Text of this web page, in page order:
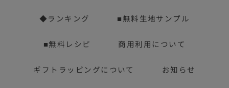
◆ランキング ■無料生地サンプル
■無料レシピ 商用利用について
ギフトラッピングについて お知らせ